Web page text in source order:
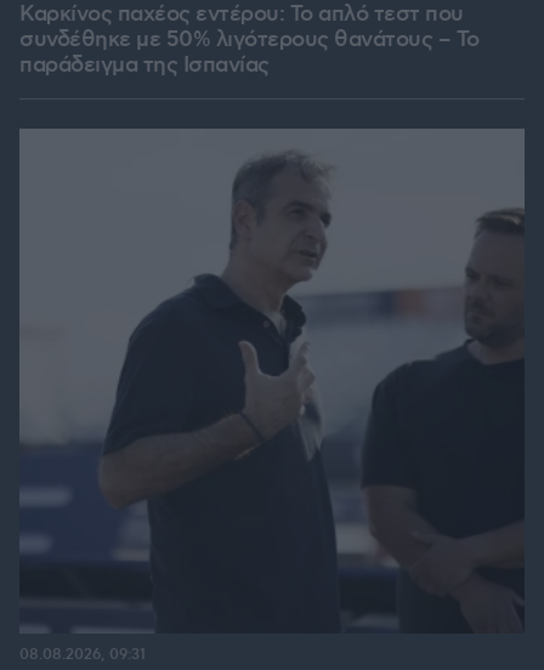
Καρκίνος παχέος εντέρου: Το απλό τεστ που
συνδέθηκε με 50% λιγότερους θανάτους – Το
παράδειγμα της Ισπανίας
08.08.2026, 09:31